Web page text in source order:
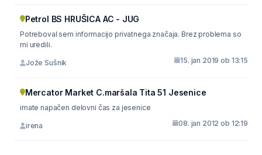
Petrol BS HRUŠICA AC - JUG
Potreboval sem informacijo privatnega značaja. Brez problema so
mi uredili.
Jože Sušnik 15. jan 2019 ob 13:15
Mercator Market C.maršala Tita 51 Jesenice
imate napačen delovni čas za jesenice
irena 08. jan 2012 ob 12:19